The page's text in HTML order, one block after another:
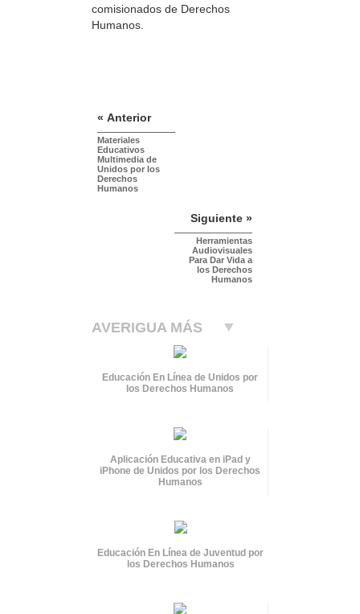
comisionados de Derechos
Humanos.
« Anterior
Materiales
Educativos
Multimedia de
Unidos por los
Derechos
Humanos
Siguiente »
Herramientas
Audiovisuales
Para Dar Vida a
los Derechos
Humanos
AVERIGUA MÁS
Educación En Línea de Unidos por
los Derechos Humanos
Aplicación Educativa en iPad y
iPhone de Unidos por los Derechos
Humanos
Educación En Línea de Juventud por
los Derechos Humanos